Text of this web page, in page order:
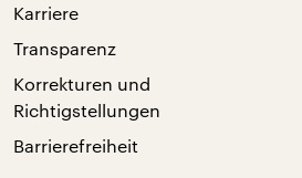
Karriere
Transparenz
Korrekturen und
Richtigstellungen
Barrierefreiheit